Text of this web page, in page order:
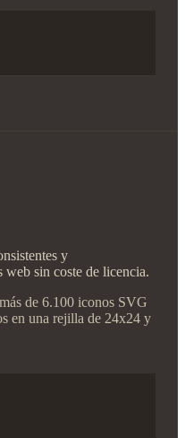
y
web sin coste de licencia.
de 6.100 iconos SVG
en una rejilla de 24x24 y